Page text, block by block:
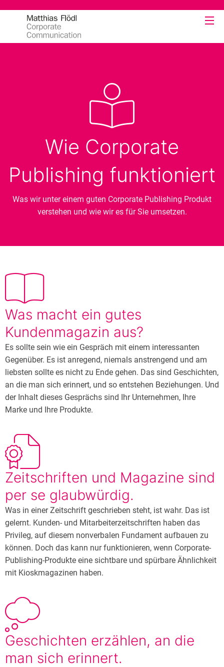
Wie Corporate
Publishing funktioniert
Was wir unter einem guten Corporate Publishing Produkt
verstehen und wie wir es für Sie umsetzen.
Was macht ein gutes
Kundenmagazin aus?
Es sollte sein wie ein Gespräch mit einem interessanten
Gegenüber. Es ist anregend, niemals anstrengend und am
liebsten sollte es nicht zu Ende gehen. Das sind Geschichten,
an die man sich erinnert, und so entstehen Beziehungen. Und
der Inhalt dieses Gesprächs sind Ihr Unternehmen, Ihre
Marke und Ihre Produkte.
Zeitschriften und Magazine sind
per se glaubwürdig.
Was in einer Zeitschrift geschrieben steht, ist wahr. Das ist
gelernt. Kunden- und Mitarbeiterzeitschriften haben das
Privileg, auf diesem nonverbalen Fundament aufbauen zu
können. Doch das kann nur funktionieren, wenn Corporate-
Publishing-Produkte eine sichtbare und spürbare Ähnlichkeit
mit Kioskmagazinen haben.
Geschichten erzählen, an die
man sich erinnert.